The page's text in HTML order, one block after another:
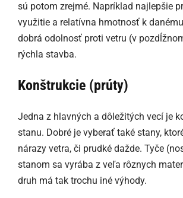
sú potom zrejmé. Napríklad najlepšie
využitie a relatívna hmotnosť k
dobrá odolnosť proti vetru (v
rýchla stavba.
Konštrukcie (prúty)
Jedna z hlavných a dôležitých vecí je
stanu. Dobré je vyberať také stany,
nárazy vetra, či prudké dažde. Tyče
stanom sa vyrába z veľa rôznych
druh má tak trochu iné výhody.